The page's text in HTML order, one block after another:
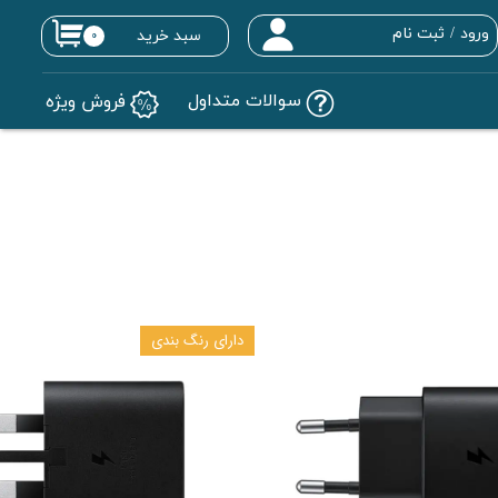
ورود / ثبت نام ۰ سبد خرید
سوالات متداول فروش ویژه
دارای رنگ بندی